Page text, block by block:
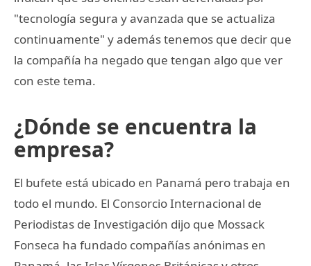
"tecnología segura y avanzada que se actualiza
continuamente" y además tenemos que decir que
la compañía ha negado que tengan algo que ver
con este tema.
¿Dónde se encuentra la
empresa?
El bufete está ubicado en Panamá pero trabaja en
todo el mundo. El Consorcio Internacional de
Periodistas de Investigación dijo que Mossack
Fonseca ha fundado compañías anónimas en